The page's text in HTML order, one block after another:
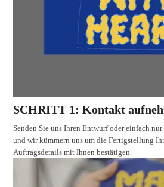
SCHRITT 1: Kontakt
Senden Sie uns Ihren Entwurf oder einfach
und wir kümmern uns um die Fertigstellung
Auftragsdetails mit Ihnen bestätigen.